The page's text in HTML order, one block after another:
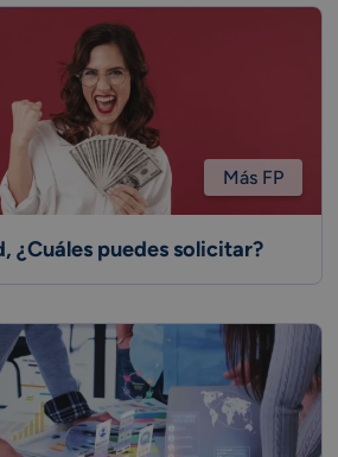
Más FP
¿Cuáles puedes solicitar?